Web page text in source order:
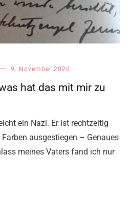
9. November 2020
hat das mit mir zu
ein Nazi. Er ist rechtzeitig
ausgestiegen – Genaues
meines Vaters fand ich nur